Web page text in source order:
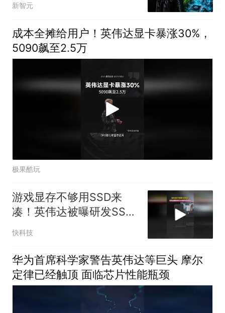
新智元
成本全摊给用户！英伟达显卡暴涨30%，
5090飙至2.5万
极果酷玩
游戏显存不够用SSD来
凑！英伟达被曝研发SSD
当额外显存技术
快科技
华为首席科学家警告英伟达等巨头 摩尔
定律已经触顶 面临芯片性能瓶颈